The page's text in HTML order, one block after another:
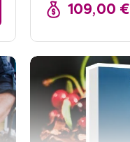
109,00 €